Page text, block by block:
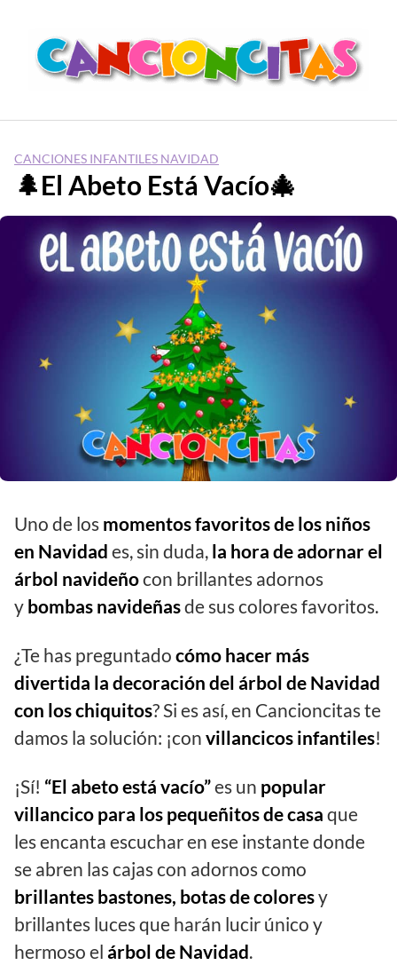
contenido
CANCIONES INFANTILES NAVIDAD
🌲El Abeto Está Vacío🎄
Uno de los momentos favoritos de los niños
en Navidad es, sin duda, la hora de adornar el
árbol navideñocon brillantes adornos
y bombas navideñasde sus colores favoritos.
¿Te has preguntado cómo hacer más
divertida la decoración del árbol de Navidad
con los chiquitos? Si es así, en Cancioncitas te
damos la solución: ¡con villancicos infantiles!
¡Sí! “El abeto está vacío”es un popular
villancico para los pequeñitos de casa que
les encanta escuchar en ese instante donde
se abren las cajas con adornos como
brillantes bastones, botas de coloresy
brillantes luces que harán lucir único y
hermoso el árbol de Navidad.